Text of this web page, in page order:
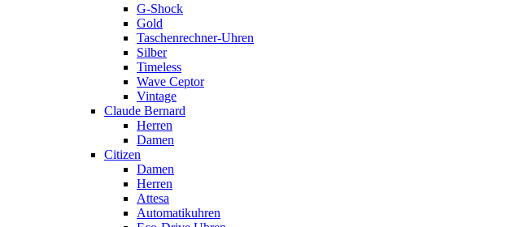
G-Shock
Gold
Taschenrechner-Uhren
Silber
Timeless
Wave Ceptor
Vintage
Claude Bernard
Herren
Damen
Citizen
Damen
Herren
Attesa
Automatikuhren